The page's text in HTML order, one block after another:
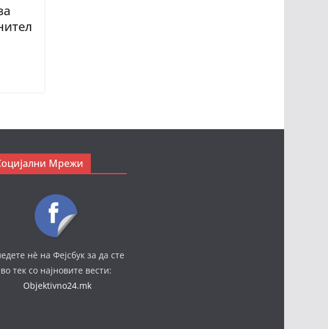
Мрежи
нè на Фејсбук за да сте
во тек со најновите вести:
Objektivno24.mk